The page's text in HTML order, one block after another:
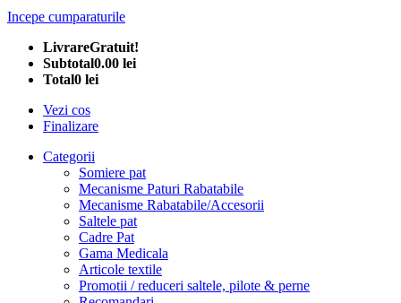
Incepe cumparaturile
LivrareGratuit!
Subtotal0.00 lei
Total0 lei
Vezi cos
Finalizare
Categorii
Somiere pat
Mecanisme Paturi Rabatabile
Mecanisme Rabatabile/Accesorii
Saltele pat
Cadre Pat
Gama Medicala
Articole textile
Promotii / reduceri saltele, pilote & perne